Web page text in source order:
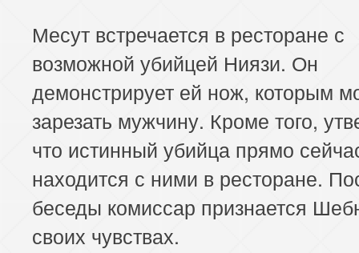
Месут встречается в ресторане с
возможной убийцей Ниязи. Он
демонстрирует ей нож, которым
зарезать мужчину. Кроме того,
что истинный убийца прямо
находится с ними в ресторане.
беседы комиссар признается
своих чувствах.